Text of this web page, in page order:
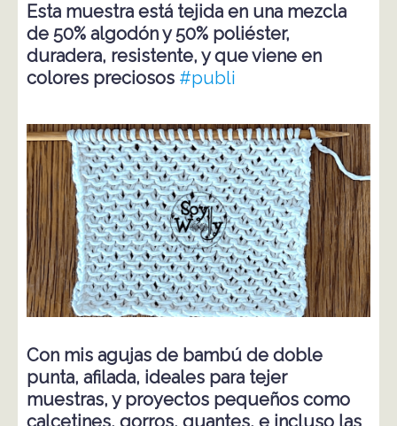
Esta muestra está tejida en una mezcla
de 50% algodón y 50% poliéster,
duradera, resistente, y que viene en
colores preciosos #publi
Con mis agujas de bambú de doble
punta, afilada, ideales para tejer
muestras, y proyectos pequeños como
calcetines, gorros, guantes, e incluso las